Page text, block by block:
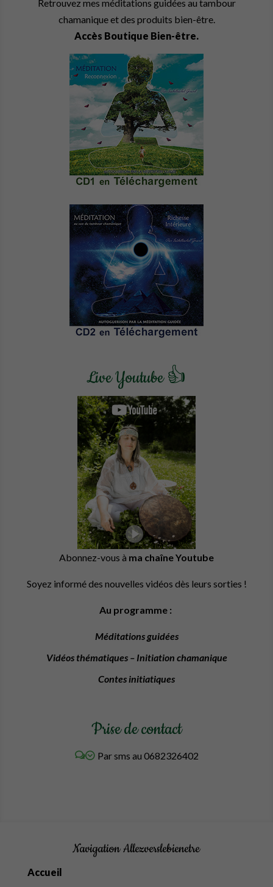
Retrouvez mes méditations guidées au tambour
chamanique et des produits bien-être.
Accès Boutique Bien-être.
Live Youtube 👍
Abonnez-vous à ma chaîne Youtube
Soyez informé des nouvelles vidéos dès leurs sorties !
Au programme :
Méditations guidées
Vidéos thématiques – Initiation chamanique
Contes initiatiques
Prise de contact
Par sms au 0682326402
Navigation Allezverslebienetre
Accueil